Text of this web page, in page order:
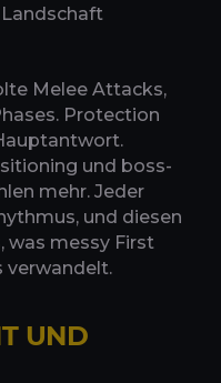
Landschaft
Melee Attacks,
Protection
und boss-
mehr. Jeder
und diesen
was messy First
verwandelt.
UND